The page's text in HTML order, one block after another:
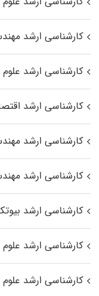
کارشناسی ارشد
کارشناسی ارشد
کارشناسی ارشد
کارشناسی ارشد
کارشناسی ارشد
کارشناسی ارشد
کارشناسی ارشد
کارشناسی ارشد